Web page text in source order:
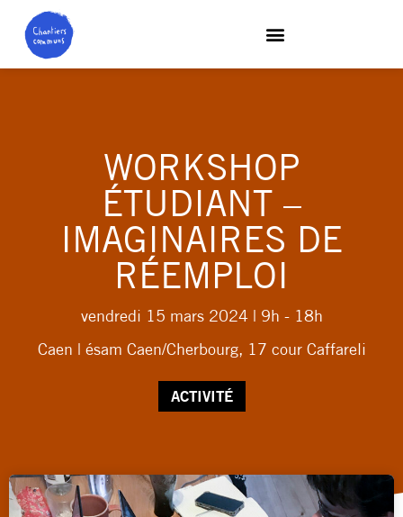
WORKSHOP
ÉTUDIANT –
IMAGINAIRES DE
RÉEMPLOI
vendredi 15 mars 2024| 9h - 18h
Caen | ésam Caen/Cherbourg, 17 cour Caffareli
ACTIVITÉ